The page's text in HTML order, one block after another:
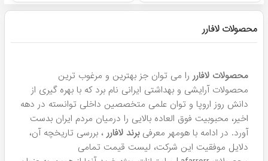
شامپو بدون سولفات لافارر
موهای کراتینه و رنگ شده
۸۵۰,۹۰۰ تومان
شامپو ضد ریزش ماینوکسی
لافارر مخصوص موهای معمولی
و نازک
۱,۴۹۵,۰۰۰